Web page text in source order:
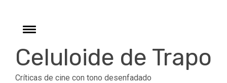
contentToggle
Celuloide de Trapo
Críticas de cine con tono desenfadado